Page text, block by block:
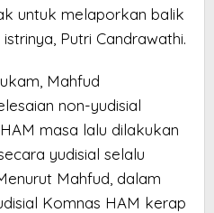
untuk melaporkan balik
Putri Candrawathi.
Mahfud
non-yudisial
masa lalu dilakukan
yudisial selalu
Mahfud, dalam
Komnas HAM kerap